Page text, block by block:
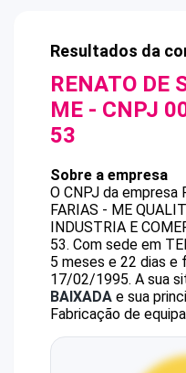
Resultados da
RENATO DE
ME - CNPJ
53
Sobre a empresa
O CNPJ da empresa
FARIAS - ME
INDUSTRIA E
53. Com sede em
5 meses e 22 dias e
17/02/1995. A sua
BAIXADA e sua
Fabricação de